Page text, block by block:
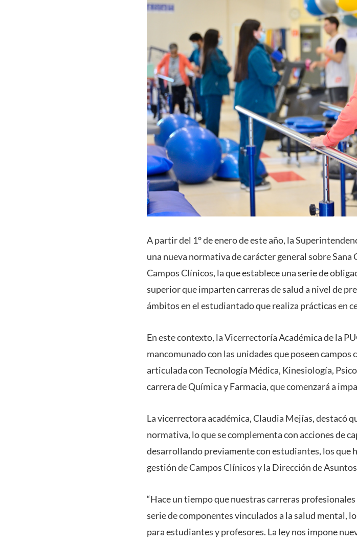
A partir del 1° de enero de este año, la
una nueva normativa de carácter general sobre
Campos Clínicos, la que establece una serie de
superior que imparten carreras de salud a nivel de
ámbitos en el estudiantado que realiza prácticas en
En este contexto, la Vicerrectoría Académica de la
mancomunado con las unidades que poseen
articulada con Tecnología Médica, Kinesiología,
carrera de Química y Farmacia, que comenzará a
La vicerrectora académica, Claudia Mejías, destacó
normativa, lo que se complementa con acciones de
desarrollando previamente con estudiantes, los que
gestión de Campos Clínicos y la Dirección de
“Hace un tiempo que nuestras carreras
serie de componentes vinculados a la salud mental,
para estudiantes y profesores. La ley nos impone